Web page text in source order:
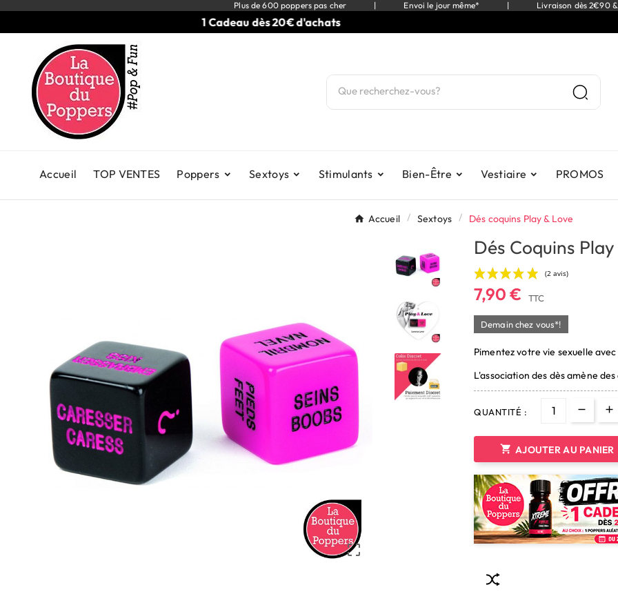
Plus de 600 poppers pas cher | Envoi le jour même* | Livraison dès 2€90
1 Cadeau dès 20€ d'achats
Accueil TOP VENTES Poppers Sextoys Stimulants Bien-Être Vestiaire PROMOS
Accueil Sextoys Dés coquins Play & Love

Dés Coquins
7,90 € TTC
Demain chez vous*!
Pimentez votre vie sexuelle avec
L'association des dès amène
QUANTITÉ :
 AJOUTER AU PANIER